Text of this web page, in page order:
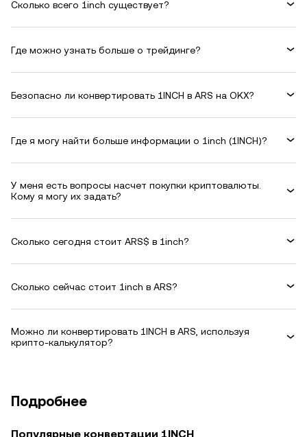
Сколько всего 1inch существует?
Где можно узнать больше о трейдинге?
Безопасно ли конвертировать 1INCH в ARS на OKX?
Где я могу найти больше информации о 1inch (1INCH)?
У меня есть вопросы насчет покупки криптовалюты.
Кому я могу их задать?
Сколько сегодня стоит ARS$ в 1inch?
Сколько сейчас стоит 1inch в ARS?
Можно ли конвертировать 1INCH в ARS, используя
крипто-калькулятор?
Подробнее
Популярные конвертации 1INCH